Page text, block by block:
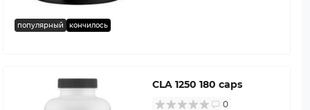
популярный кончилось
CLA 1250 180 caps
0